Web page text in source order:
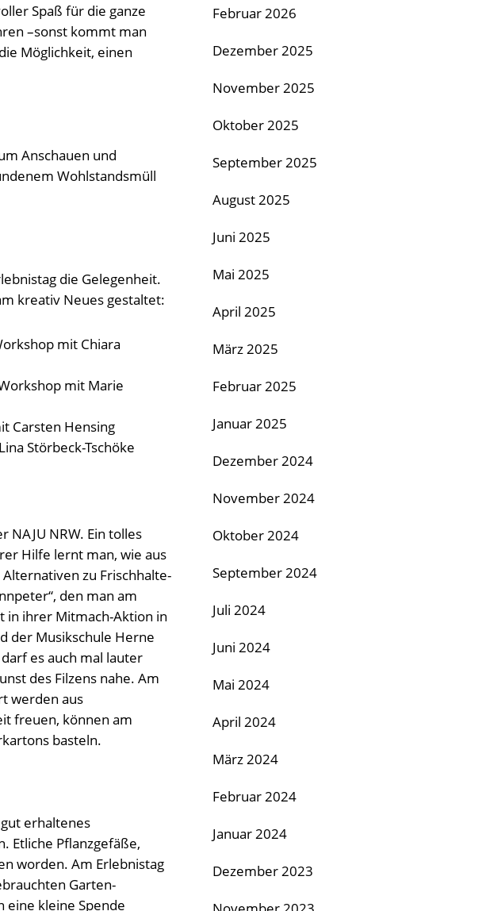
Spaß für die ganze
–sonst kommt man
Möglichkeit, einen
Anschauen und
Wohlstandsmüll
die Gelegenheit.
kreativ Neues gestaltet:
mit Chiara
mit Marie
Carsten Hensing
Störbeck-Tschöke
NRW. Ein tolles
Hilfe lernt man, wie aus
zu Frischhalte-
den man am
in ihrer Mitmach-Aktion in
der Musikschule Herne
es auch mal lauter
des Filzens nahe. Am
werden aus
freuen, können am
basteln.
erhaltenes
Etliche Pflanzgefäße,
worden. Am Erlebnistag
Garten-
eine kleine Spende
Februar 2026
Dezember 2025
November 2025
Oktober 2025
September 2025
August 2025
Juni 2025
Mai 2025
April 2025
März 2025
Februar 2025
Januar 2025
Dezember 2024
November 2024
Oktober 2024
September 2024
Juli 2024
Juni 2024
Mai 2024
April 2024
März 2024
Februar 2024
Januar 2024
Dezember 2023